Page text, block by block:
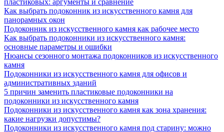
пластиковых: аргументы и сравнение
Как выбрать подоконник из искусственного камня для
панорамных окон
Подоконник из искусственного камня как рабочее место
Как выбрать подоконники из искусственного камня:
основные параметры и ошибки
Нюансы сезонного монтажа подоконников из искусственного
камня
Подоконники из искусственного камня для офисов и
административных зданий
5 причин заменить пластиковые подоконники на
подоконники из искусственного камня
Подоконники из искусственного камня как зона хранения:
какие нагрузки допустимы?
Подоконники из искусственного камня под старину: можно